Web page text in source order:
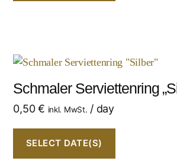
Schmaler Serviettenring
0,50€ inkl. MwSt. / day
SELECT DATE(S)